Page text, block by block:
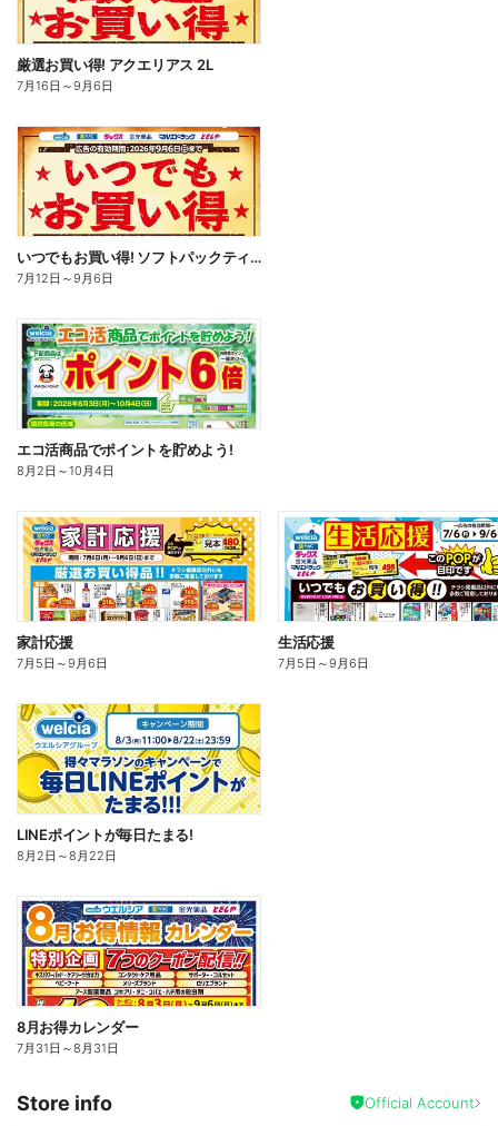
厳選お買い得! アクエリアス 2L
7月16日 ～9月6日
いつでもお買い得! ソフトパックティッシュ
7月12日 ～9月6日
エコ活商品でポイントを貯めよう!
8月2日 ～10月4日
家計応援
7月5日 ～9月6日
生活応援
7月5日 ～9月6日
LINEポイントが毎日たまる!
8月2日 ～8月22日
8月お得カレンダー
7月31日 ～8月31日
Store info Official Account